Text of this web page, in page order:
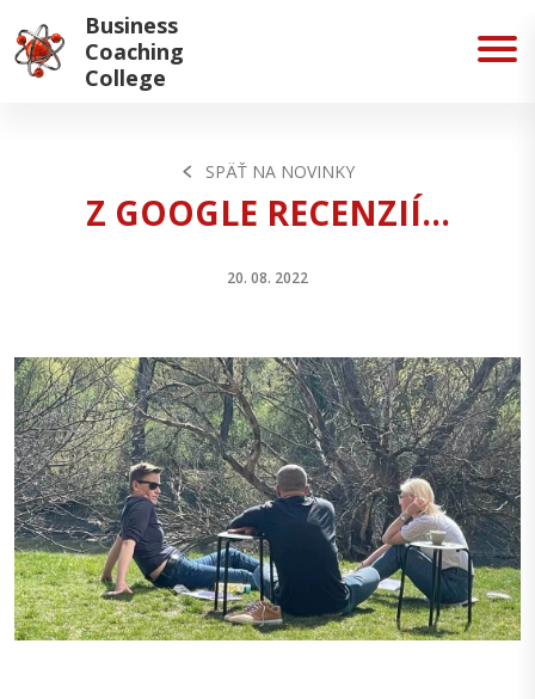
Business
Coaching
College
SPÄŤ NA NOVINKY
Z GOOGLE RECENZIÍ...
20. 08. 2022